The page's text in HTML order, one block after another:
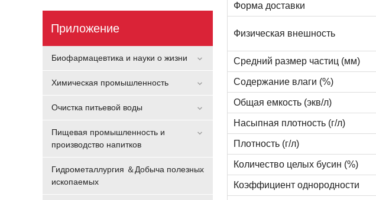
Форма доставки
Физическая внешность
Средний размер частиц (мм)
Содержание влаги (%)
Общая емкость (экв/л)
Насыпная плотность (г/л)
Плотность (г/л)
Количество целых бусин (%)
Коэффициент однородности
Приложение
Биофармацевтика и науки о жизни
Химическая промышленность
Очистка питьевой воды
Пищевая промышленность и
производство напитков
Гидрометаллургия ＆Добыча полезных
ископаемых